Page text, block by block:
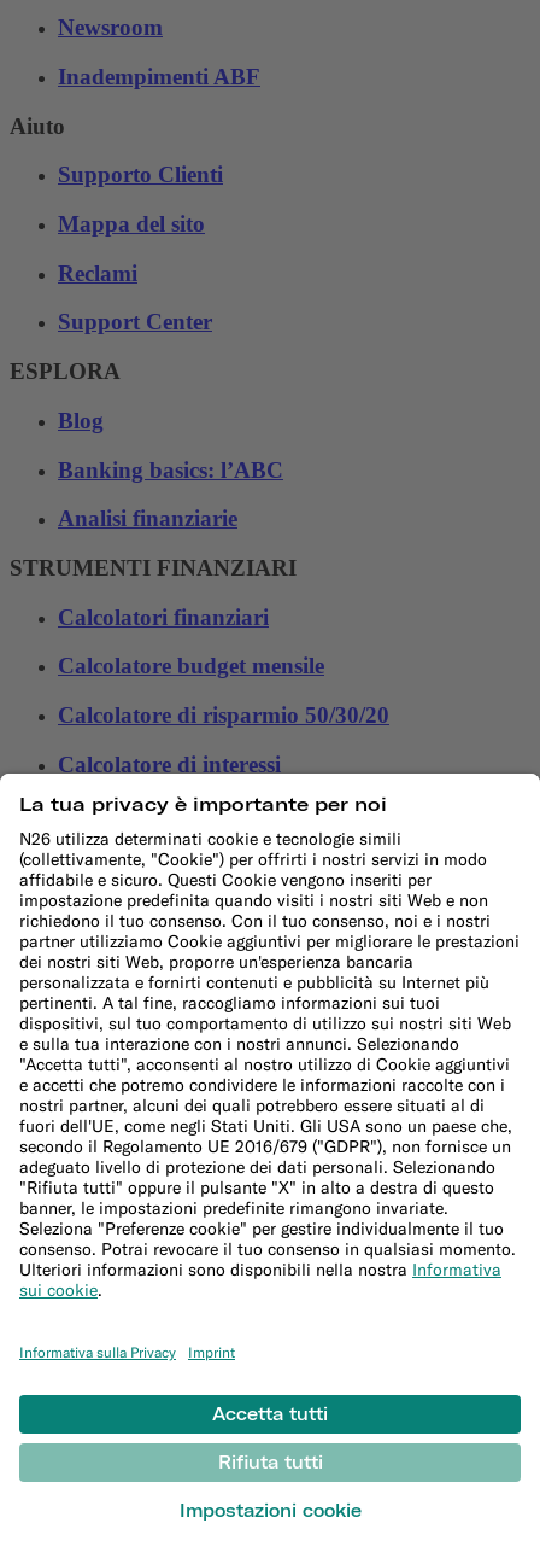
Newsroom
Inadempimenti ABF
Aiuto
Supporto Clienti
Mappa del sito
Reclami
Support Center
ESPLORA
Blog
Banking basics: l’ABC
Analisi finanziarie
STRUMENTI FINANZIARI
Calcolatori finanziari
Calcolatore budget mensile
Calcolatore di risparmio 50/30/20
Calcolatore di interessi
Calcolatore dell'inflazione
Calcolatore spese di trasferimento
Calcolatore di budget per le festività
Altro
Conto studenti
Sicurezza
Invita i tuoi amici
Conto corrente per expat
Bonifici esteri
© N26 SE 2026